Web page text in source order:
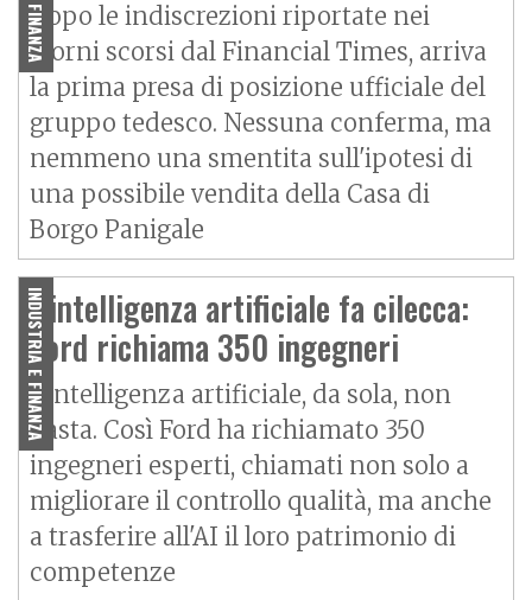
Dopo le indiscrezioni riportate nei
giorni scorsi dal Financial Times, arriva
la prima presa di posizione ufficiale del
gruppo tedesco. Nessuna conferma, ma
nemmeno una smentita sull'ipotesi di
una possibile vendita della Casa di
Borgo Panigale
INDUSTRIA E FINANZA
L'intelligenza artificiale fa cilecca:
Ford richiama 350 ingegneri
L'intelligenza artificiale, da sola, non
basta. Così Ford ha richiamato 350
ingegneri esperti, chiamati non solo a
migliorare il controllo qualità, ma anche
a trasferire all'AI il loro patrimonio di
competenze